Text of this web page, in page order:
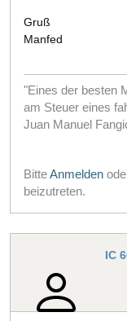
Gruß
Manfed
"Eines der besten
am Steuer eines
Juan Manuel
BitteAnmelden
beizutreten.
IC